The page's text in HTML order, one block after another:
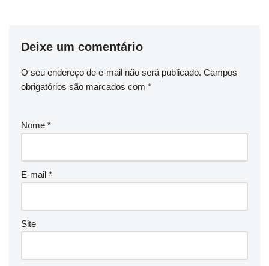
Deixe um comentário
O seu endereço de e-mail não será publicado. Campos
obrigatórios são marcados com *
Nome *
E-mail *
Site